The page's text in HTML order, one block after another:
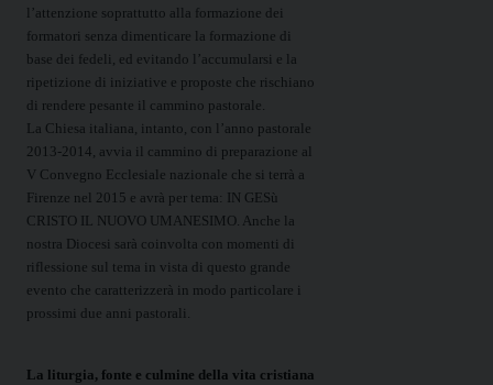
l’attenzione soprattutto alla formazione dei
formatori senza dimenticare la formazione di
base dei fedeli, ed evitando l’accumularsi e la
ripetizione di iniziative e proposte che rischiano
di rendere pesante il cammino pastorale.
La Chiesa italiana, intanto, con l’anno pastorale
2013-2014, avvia il cammino di preparazione al
V Convegno Ecclesiale nazionale che si terrà a
Firenze nel 2015 e avrà per tema: IN GESù
CRISTO IL NUOVO UMANESIMO. Anche la
nostra Diocesi sarà coinvolta con momenti di
riflessione sul tema in vista di questo grande
evento che caratterizzerà in modo particolare i
prossimi due anni pastorali.
La liturgia, fonte e culmine della vita cristiana